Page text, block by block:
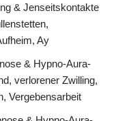
& Jenseitskontakte
Ay
& Hypno-Aura-
verlorener Zwilling,
Vergebensarbeit